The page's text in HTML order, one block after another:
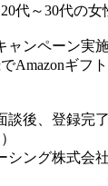
代～30代の女
ンペーン実施
Amazonギフ
後、登録完
ング株式会